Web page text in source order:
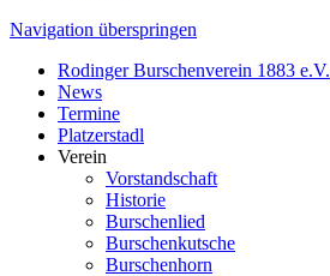
Navigation überspringen
Rodinger Burschenverein 1883 e.V.
News
Termine
Platzerstadl
Verein
Vorstandschaft
Historie
Burschenlied
Burschenkutsche
Burschenhorn